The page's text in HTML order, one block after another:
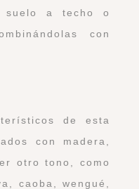
suelo a techo o
con
de esta
con madera,
otro tono, como
caoba, wengué,